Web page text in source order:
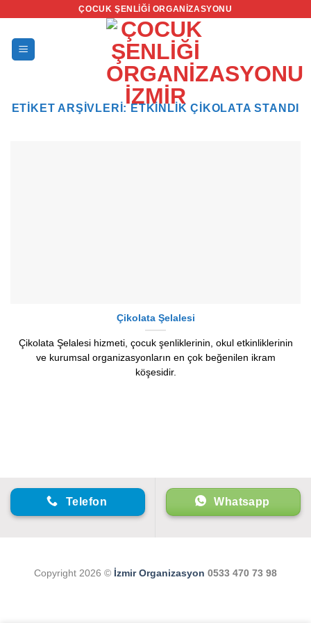
ÇOCUK ŞENLIĞI ORGANIZASYONU
ETIKET ARŞIVLERI: ETKINLIK ÇIKOLATA STANDI
Çikolata Şelalesi
Çikolata Şelalesi hizmeti, çocuk şenliklerinin, okul etkinliklerinin
ve kurumsal organizasyonların en çok beğenilen ikram
köşesidir.
Telefon Whatsapp
Copyright 2026 © İzmir Organizasyon 0533 470 73 98